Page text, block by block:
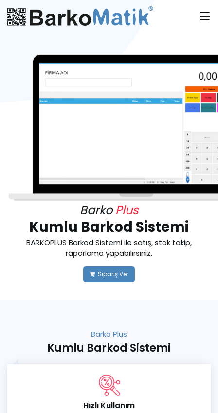
BarkoPlus
Kumlu Barkod Sistemi
BARKOPLUS Barkod Sistemi ile satış, stok takip,
raporlama yapabilirsiniz.
Sipariş Ver
Barko Plus
Kumlu Barkod Sistemi
Hızlı Kullanım